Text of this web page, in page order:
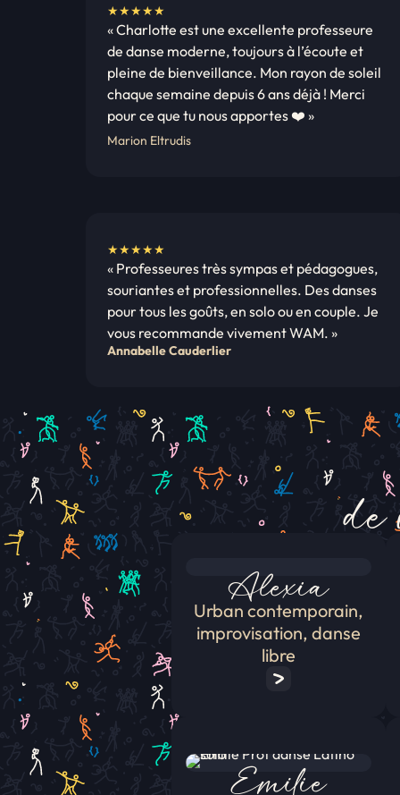
★★★★★
N
o
t
e
:
5
s
« Charlotte est une excellente professeure
de danse moderne, toujours à l’écoute et
pleine de bienveillance. Mon rayon de soleil
chaque semaine depuis 6 ans déjà ! Merci
pour ce que tu nous apportes ❤️ »
Marion Eltrudis
★★★★★
N
o
t
e
:
« Professeures très sympas et pédagogues,
souriantes et professionnelles. Des danses
pour tous les goûts, en solo ou en couple. Je
vous recommande vivement WAM. »
Annabelle Cauderlier
de
Alexia
Urban contemporain,
improvisation, danse
libre
Emilie